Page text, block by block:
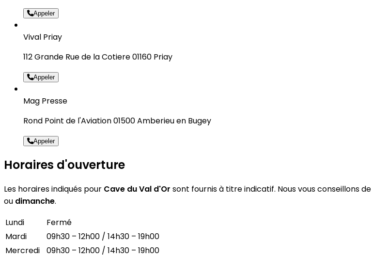
Appeler
Vival Priay
112 Grande Rue de la Cotiere 01160 Priay
Appeler
Mag Presse
Rond Point de l'Aviation 01500 Amberieu en Bugey
Appeler
Horaires d'ouverture
Les horaires indiqués pour Cave du Val d'Or sont fournis à titre indicatif. Nous vous conseillons de
ou dimanche.
Lundi
Fermé
Mardi
09h30 – 12h00 / 14h30 – 19h00
Mercredi
09h30 – 12h00 / 14h30 – 19h00